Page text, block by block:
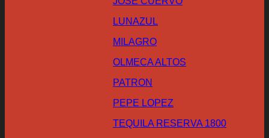
LUNAZUL
MILAGRO
OLMECA ALTOS
PATRON
PEPE LOPEZ
TEQUILA RESERVA 1800